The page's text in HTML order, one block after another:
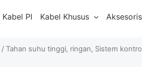
Kabel PI Kabel Khusus
/ Tahan suhu tinggi, ringan, Sistem